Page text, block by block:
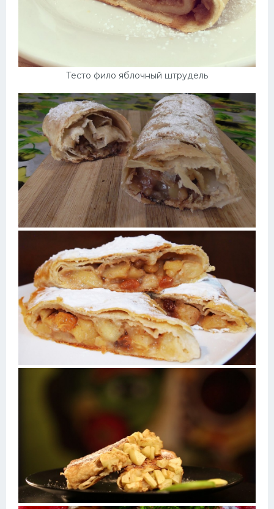
Тесто фило яблочный штрудель